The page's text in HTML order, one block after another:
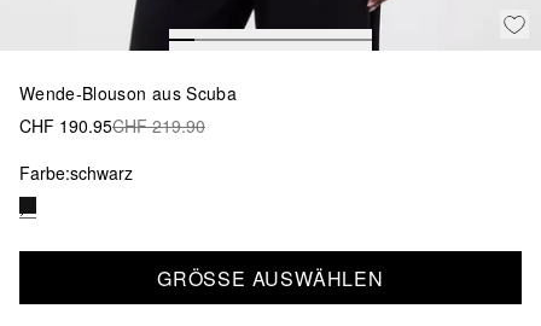
Wende-Blouson aus Scuba
CHF 190.95CHF 219.90
Farbe:schwarz
GRÖSSE AUSWÄHLEN